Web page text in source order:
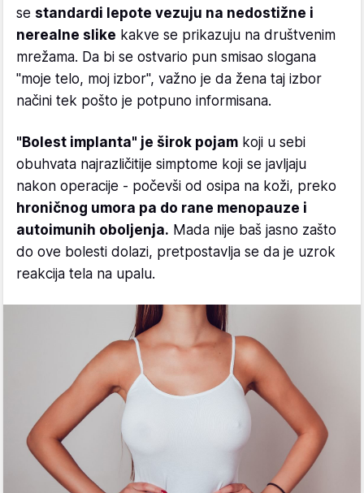
se standardi lepote vezuju na nedostižne i
nerealne slike kakve se prikazuju na društvenim
mrežama. Da bi se ostvario pun smisao slogana
"moje telo, moj izbor", važno je da žena taj izbor
načini tek pošto je potpuno informisana.
"Bolest implanta" je širok pojam koji u sebi
obuhvata najrazličitije simptome koji se javljaju
nakon operacije - počevši od osipa na koži, preko
hroničnog umora pa do rane menopauze i
autoimunih oboljenja. Mada nije baš jasno zašto
do ove bolesti dolazi, pretpostavlja se da je uzrok
reakcija tela na upalu.